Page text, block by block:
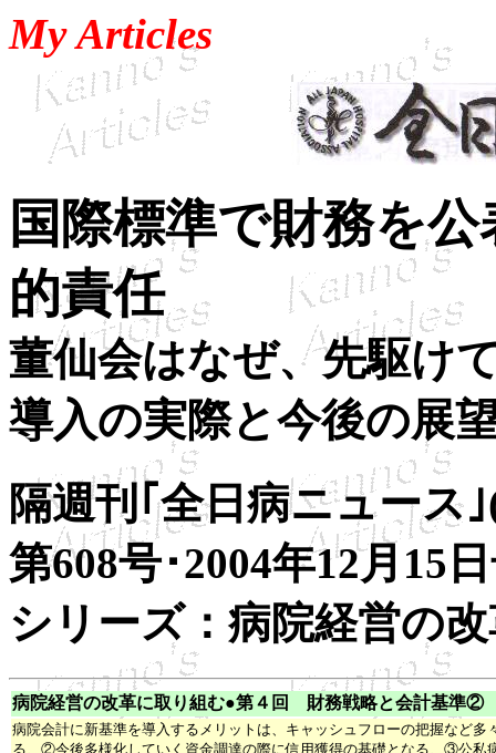
My Articles
国際標準で財務を
的責任
董仙会はなぜ、先駆け
導入の実際と今後の展
隔週刊｢全日病ニュー
第608号･2004年12月15
シリーズ：病院経営の
病院経営の改革に取り組む●第４回 財務戦略と会計基準②
病院会計に新基準を導入するメリットは、キャッシュフローの把握など
る、②今後多様化していく資金調達の際に信用獲得の基礎となる、③公